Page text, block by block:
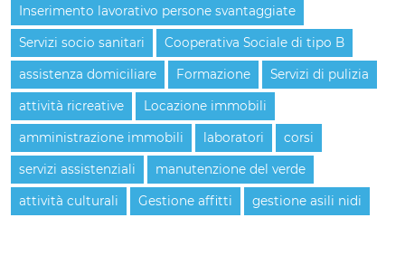
Inserimento lavorativo persone svantaggiate
Servizi socio sanitari Cooperativa Sociale di tipo B
assistenza domiciliare Formazione Servizi di pulizia
attività ricreative Locazione immobili
amministrazione immobili laboratori corsi
servizi assistenziali manutenzione del verde
attività culturali Gestione affitti gestione asili nidi